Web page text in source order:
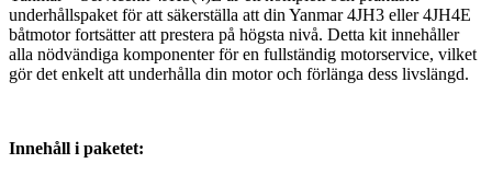
underhållspaket för att säkerställa att din Yanmar 4JH3 eller 4JH4E
båtmotor fortsätter att prestera på högsta nivå. Detta kit innehåller
alla nödvändiga komponenter för en fullständig motorservice, vilket
gör det enkelt att underhålla din motor och förlänga dess livslängd.
Innehåll i paketet: